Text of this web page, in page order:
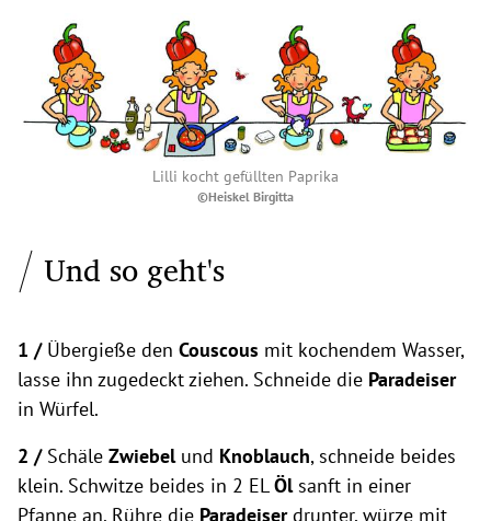
Lilli kocht gefüllten Paprika
©Heiskel Birgitta
Und so geht's
1 / Übergieße den Couscous mit kochendem Wasser,
lasse ihn zugedeckt ziehen. Schneide die Paradeiser
in Würfel.
2 /Schäle Zwiebel und Knoblauch, schneide beides
klein. Schwitze beides in 2 ELÖlsanft in einer
Pfanne an. Rühre die Paradeiserdrunter, würze mit